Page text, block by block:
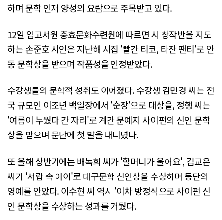
하며 문학 인재 양성의 요람으로 주목받고 있다.
12일 임고서원 충효문화수련원에 따르면 시 창작반을 지도
하는 손준호 시인은 지난해 시집 '빨간 티코, 타잔 팬티'로 안
동 문학상을 받으며 작품성을 인정받았다.
수강생들의 문학적 성취도 이어졌다. 수강생 김민경 씨는 전
국 규모인 이조년 백일장에서 '순장'으로 대상을, 정행 씨는
'여름이 누웠다 간 자리'로 계간 문예지 사이펀의 신인 문학
상을 받으며 문단에 첫 발을 내디뎠다.
또 올해 상반기에는 배녹희 씨가 '할머니가 울어요', 김교은
씨가 '서랍 속 아이'로 대구문학 신인상을 수상하며 등단의
영예를 안았다. 이수현 씨 역시 '이차 방정식으로 사이펀 신
인 문학상을 수상하는 성과를 거뒀다.